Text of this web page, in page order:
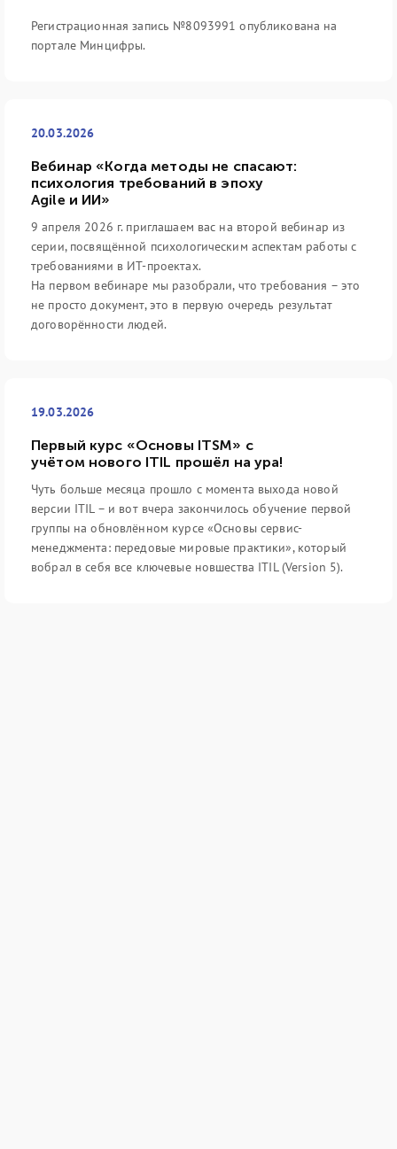
Регистрационная запись №8093991 опубликована на
портале Минцифры.
20.03.2026
Вебинар «Когда методы не спасают:
психология требований в эпоху
Agile и ИИ»
9 апреля 2026 г. приглашаем вас на второй вебинар из
серии, посвящённой психологическим аспектам работы с
требованиями в ИТ-проектах.
На первом вебинаре мы разобрали, что требования – это
не просто документ, это в первую очередь результат
договорённости людей.
19.03.2026
Первый курс «Основы ITSM» с
учётом нового ITIL прошёл на ура!
Чуть больше месяца прошло с момента выхода новой
версии ITIL – и вот вчера закончилось обучение первой
группы на обновлённом курсе «Основы сервис-
менеджмента: передовые мировые практики», который
вобрал в себя все ключевые новшества ITIL (Version 5).